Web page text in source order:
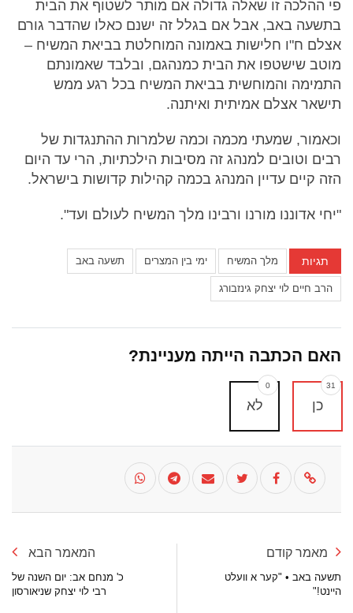
פי ההלכה זו שאלה גדולה אם מותר לשטוף את הבית
בתשעה באב, אבל אם בגלל זה ישנם כאלו שהדבר גורם
אצלם ח"ו חלישות באמונה המוחלטת בביאת המשיח –
מוטב שישטפו את הבית כמנהגם, ובלבד שאמונתם
התמימה והמוחשית בביאת המשיח בכל רגע ממש
תישאר אצלם אמיתית ואיתנה.
וכאמור, שמעתי מכמה וכמה שלמרות ההתנגדות של
רבים וטובים למנהג זה מסיבות הילכתיות, הרי עד היום
הזה קיים עדיין המנהג בכמה קהילות קדושות בישראל.
"יחי אדוננו מורנו ורבינו מלך המשיח לעולם ועד".
תגיות מלך המשיח ימי בין המצרים תשעה באב
הרב חיים לוי יצחק גינזבורג
האם הכתבה הייתה מעניינת?
כן
31
לא
0
מאמר קודם
תשעה באב • "קער א וועלט
היינט!"
המאמר הבא
כ' מנחם אב: יום השנה של
רבי לוי יצחק שניאורסון